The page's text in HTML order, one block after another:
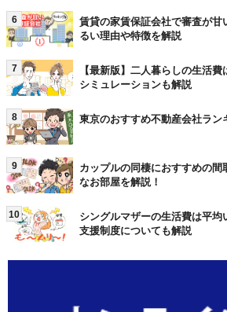
6
賃貸の家賃保証会社で審査が甘
るい理由や特徴を解説
7
【最新版】二人暮らしの生活
シミュレーションも解説
8 東京のおすすめ不動産会社ラン
9
カップルの同棲におすすめの
なお部屋を解説！
10
シングルマザーの生活費は平
支援制度についても解説